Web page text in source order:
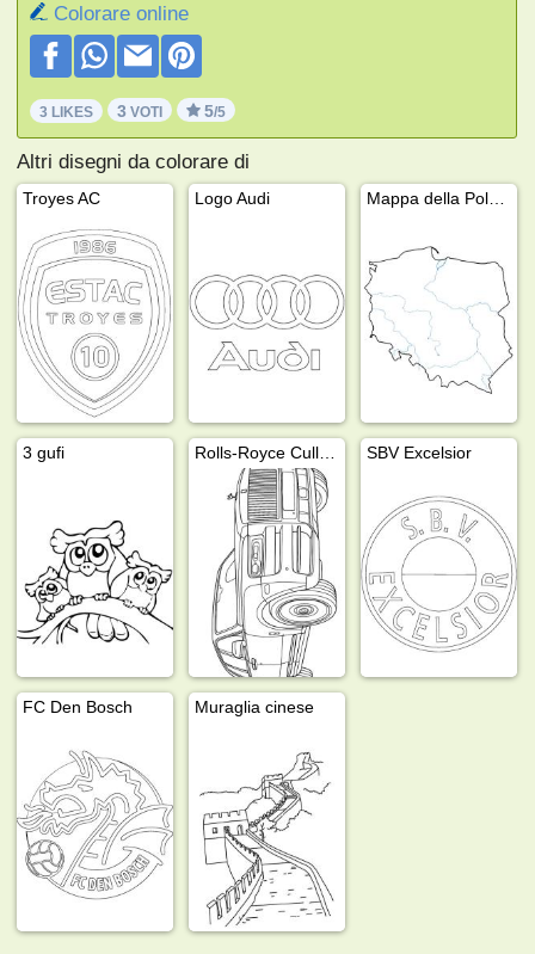
Colorare online
3 LIKES 3 VOTI 5/5
Altri disegni da colorare di
Troyes AC Logo Audi
3 gufi SBV Excelsior
FC Den Bosch Muraglia cinese